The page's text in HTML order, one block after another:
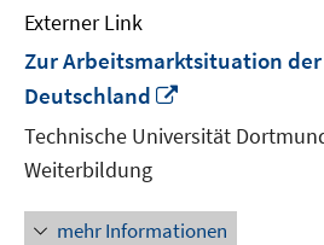
Externer Link
Zur Arbeitsmarktsituation
Deutschland
neuem
Fenster
Technische Universität
Weiterbildung
mehr Informationen